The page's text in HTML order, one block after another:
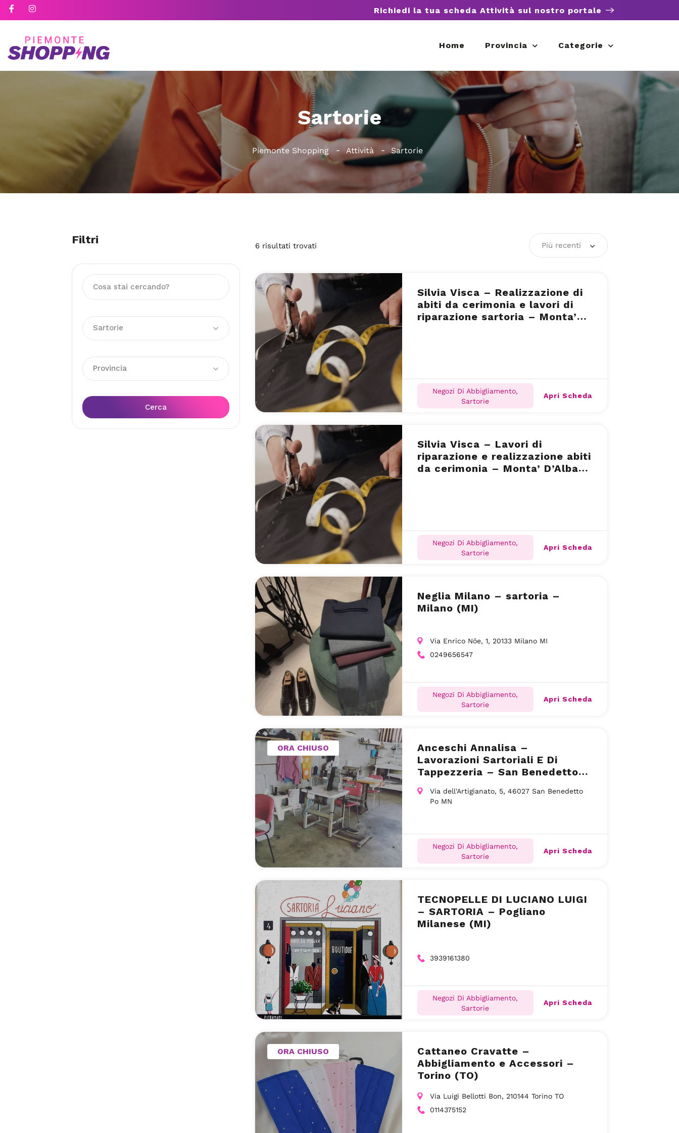
Richiedi la tua scheda Attività sul nostro portale
Home Provincia Categorie
Sartorie
Piemonte Shopping Attività Sartorie
Filtri
Sartorie
Provincia
Cerca
6 risultati trovati Più recenti
Silvia Visca – Realizzazione di
abiti da cerimonia e lavori di
riparazione sartoria – Monta’
Negozi Di Abbigliamento,
Sartorie
Apri Scheda
Silvia Visca – Lavori di
riparazione e realizzazione abiti
da cerimonia – Monta’ D’Alba
Negozi Di Abbigliamento,
Sartorie
Apri Scheda
Neglia Milano – sartoria –
Milano (MI)
Via Enrico Nöe, 1, 20133 Milano MI
0249656547
Negozi Di Abbigliamento,
Sartorie
Apri Scheda
ORA CHIUSO
Anceschi Annalisa –
Lavorazioni Sartoriali E Di
Tappezzeria – San Benedetto
Via dell'Artigianato, 5, 46027 San Benedetto
Po MN
Negozi Di Abbigliamento,
Sartorie
Apri Scheda
TECNOPELLE DI LUCIANO LUIGI
– SARTORIA – Pogliano
Milanese (MI)
3939161380
Negozi Di Abbigliamento,
Sartorie
Apri Scheda
ORA CHIUSO
Cattaneo Cravatte –
Abbigliamento e Accessori –
Torino (TO)
Via Luigi Bellotti Bon, 210144 Torino TO
0114375152